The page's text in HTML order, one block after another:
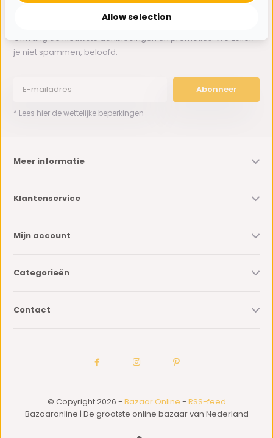
Ontvang de nieuwste aanbiedingen en promoties. We zullen
je niet spammen, beloofd.
Abonneer
* Lees hier de wettelijke beperkingen
Meer informatie
Klantenservice
Mijn account
Categorieën
Contact
© Copyright 2026 - Bazaar Online - RSS-feed
Bazaaronline | De grootste online bazaar van Nederland
Allow selection